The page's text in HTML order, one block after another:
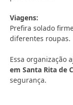
Viagens:
Prefira solado
diferentes roupas.
Essa organização
em Santa Rita de
segurança.